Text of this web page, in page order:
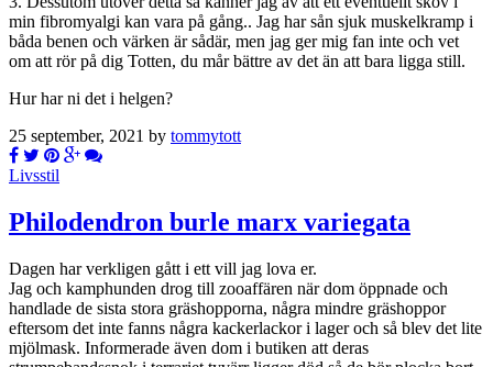
min fibromyalgi kan vara på gång.. Jag har sån sjuk muskelkramp i
båda benen och värken är sådär, men jag ger mig fan inte och vet
om att rör på dig Totten, du mår bättre av det än att bara ligga still.
Hur har ni det i helgen?
25 september, 2021 by tommytott
Livsstil
Philodendron burle marx variegata
Dagen har verkligen gått i ett vill jag lova er.
Jag och kamphunden drog till zooaffären när dom öppnade och
handlade de sista stora gräshopporna, några mindre gräshoppor
eftersom det inte fanns några kackerlackor i lager och så blev det lite
mjölmask. Informerade även dom i butiken att deras